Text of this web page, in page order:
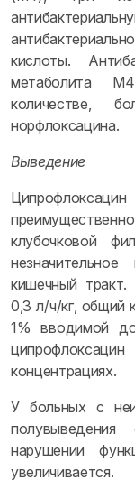
кислоты.
метаболита
количестве,
норфлоксацина.
Выведение
клубочковой
кишечный тракт.
0,3 л/ч/кг, общий
1% вводимой
концентрациях.
У больных с
нарушении
увеличивается.